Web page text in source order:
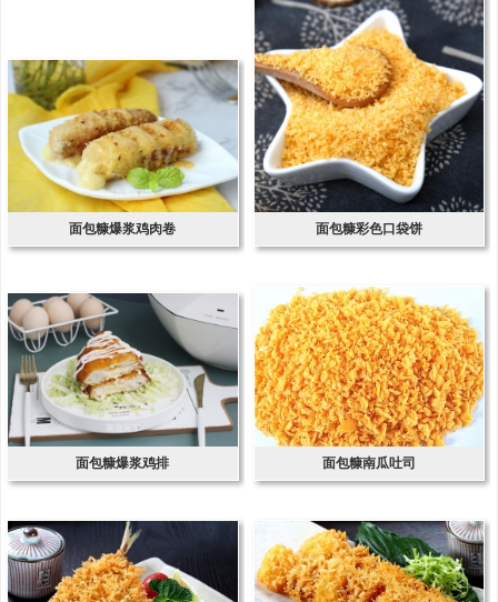
面包糠爆浆鸡肉卷 面包糠彩色口袋饼
面包糠爆浆鸡排 面包糠南瓜吐司